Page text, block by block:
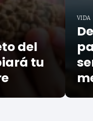
del
tu
VIDA